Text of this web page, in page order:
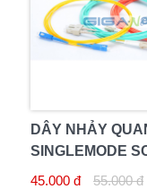
DÂY NHẢY
SINGLEMODE
SC/UPC 10M
45.000 đ 55.000 đ